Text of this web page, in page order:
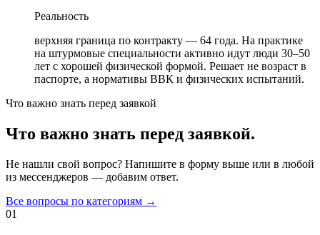
Реальность
верхняя граница по контракту — 64 года. На практике
на штурмовые специальности активно идут люди 30–50
лет с хорошей физической формой. Решает не возраст в
паспорте, а нормативы ВВК и физических испытаний.
Что важно знать перед заявкой
Что важно знать перед заявкой.
Не нашли свой вопрос? Напишите в форму выше или в любой
из мессенджеров — добавим ответ.
Все вопросы по категориям →
01